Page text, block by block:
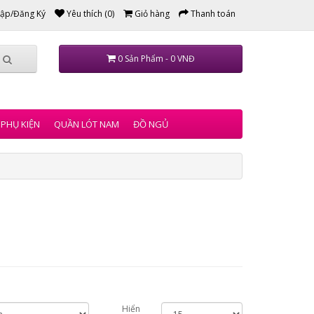
Đăng Ký Yêu thích (0) Giỏ hàng Thanh toán
0 Sản Phẩm - 0 VNĐ
PHỤ KIỆN QUẦN LÓT NAM ĐỒ NGỦ
Hiển